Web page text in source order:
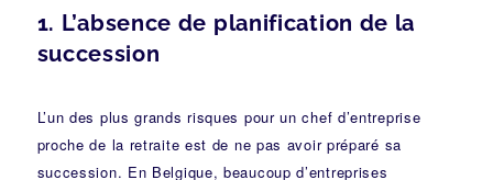
1. L’absence de planification de la
succession
L’un des plus grands risques pour un chef d’entreprise
proche de la retraite est de ne pas avoir préparé sa
succession. En Belgique, beaucoup d’entreprises